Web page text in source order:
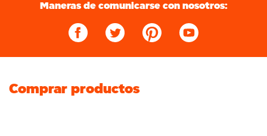
Maneras de comunicarse con nosotros:
Comprar productos